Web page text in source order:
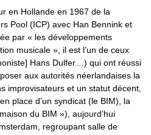
en Hollande en 1967 de la
Pool (ICP) avec Han Bennink et
par « les développements
musicale », il est l’un de ceux
Hans Dulfer…) qui ont réussi
aux autorités néerlandaises la
improvisateurs et un statut décent,
place d’un syndicat (le BIM), la
du BIM »), aujourd’hui
regroupant salle de